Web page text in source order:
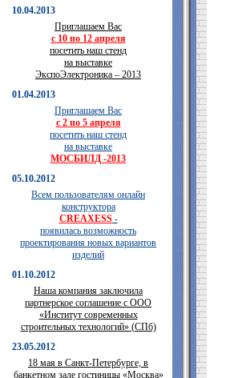
10.04.2013
Приглашаем Вас
с 10 по 12 апреля
посетить наш стенд
на выставке
ЭкспоЭлектроника – 2013
01.04.2013
Приглашаем Вас
с 2 по 5 апреля
посетить наш стенд
на выставке
МОСБИЛД -2013
05.10.2012
Всем пользователям онлайн
конструктора
CREAXESS-
появилась возможность
проектирования новых вариантов
изделий
01.10.2012
Наша компания заключила
партнерское соглашение с ООО
«Институт современных
строительных технологий» (СПб)
23.05.2012
18 мая в Санкт-Петербурге, в
банкетном зале гостиницы «Москва»